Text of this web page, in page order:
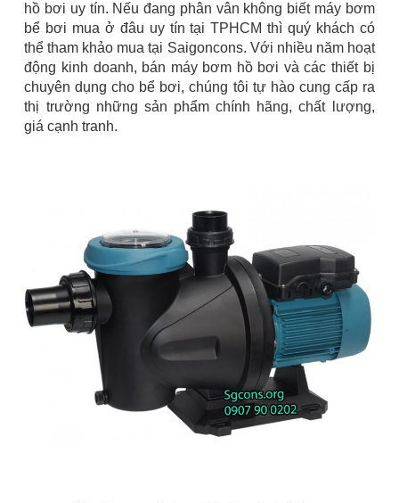
hồ bơi uy tín. Nếu đang phân vân không biết máy bơm
bể bơi mua ở đâu uy tín tại TPHCM thì quý khách có
thể tham khảo mua tại Saigoncons. Với nhiều năm hoạt
động kinh doanh, bán máy bơm hồ bơi và các thiết bị
chuyên dụng cho bể bơi, chúng tôi tự hào cung cấp ra
thị trường những sản phẩm chính hãng, chất lượng,
giá cạnh tranh.